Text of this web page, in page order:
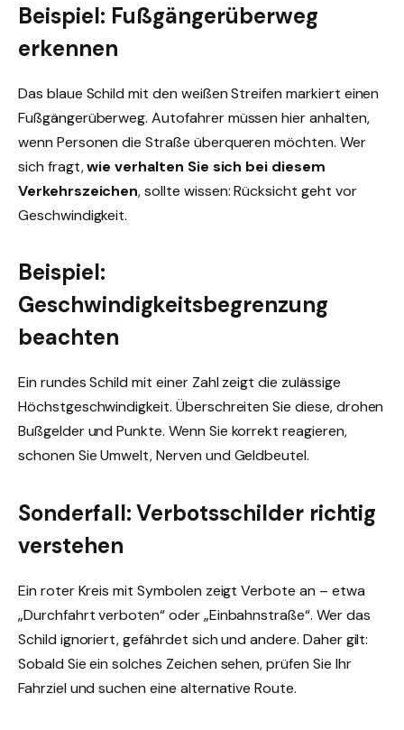
Beispiel: Fußgängerüberweg
erkennen
Das blaue Schild mit den weißen Streifen markiert einen
Fußgängerüberweg. Autofahrer müssen hier anhalten,
wenn Personen die Straße überqueren möchten. Wer
sich fragt,wie verhalten Sie sich bei diesem
Verkehrszeichen, sollte wissen: Rücksicht geht vor
Geschwindigkeit.
Beispiel:
Geschwindigkeitsbegrenzung
beachten
Ein rundes Schild mit einer Zahl zeigt die zulässige
Höchstgeschwindigkeit. Überschreiten Sie diese, drohen
Bußgelder und Punkte. Wenn Sie korrekt reagieren,
schonen Sie Umwelt, Nerven und Geldbeutel.
Sonderfall: Verbotsschilder richtig
verstehen
Ein roter Kreis mit Symbolen zeigt Verbote an – etwa
„Durchfahrt verboten“ oder „Einbahnstraße“. Wer das
Schild ignoriert, gefährdet sich und andere. Daher gilt:
Sobald Sie ein solches Zeichen sehen, prüfen Sie Ihr
Fahrziel und suchen eine alternative Route.